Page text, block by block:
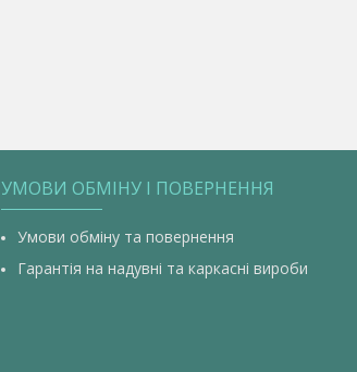
УМОВИ ОБМІНУ І ПОВЕРНЕННЯ
Умови обміну та повернення
Гарантія на надувні та каркасні вироби